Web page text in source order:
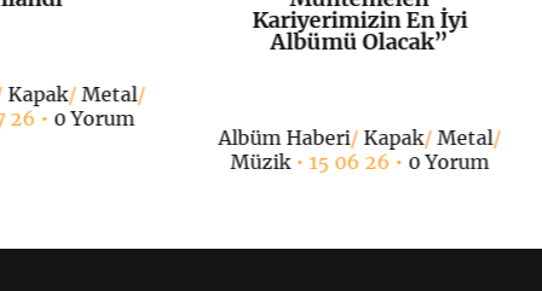
Kapak/Metal/
26 • 0 Yorum
Kariyerimizin En İyi
Albümü Olacak”
Albüm Haberi/ Kapak/Metal/
Müzik• 15 06 26 • 0 Yorum